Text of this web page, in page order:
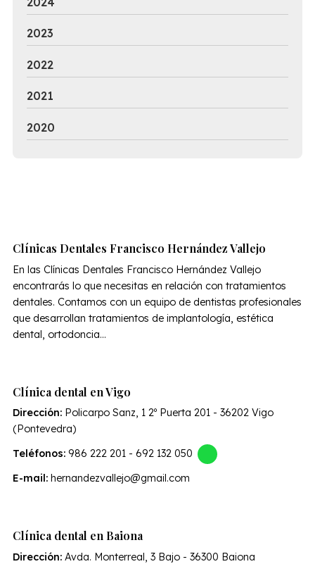
2023
2022
2021
2020
Clínicas Dentales Francisco Hernández Vallejo
En las Clínicas Dentales Francisco Hernández Vallejo
encontrarás lo que necesitas en relación con tratamientos
dentales. Contamos con un equipo de dentistas profesionales
que desarrollan tratamientos de implantología, estética
dental, ortodoncia...
Clínica dental en Vigo
Dirección: Policarpo Sanz, 1 2º Puerta 201 - 36202 Vigo
(Pontevedra)
Teléfonos: 986 222 201 - 692 132 050
E-mail: hernandezvallejo@gmail.com
Clínica dental en Baiona
Dirección: Avda. Monterreal, 3 Bajo - 36300 Baiona